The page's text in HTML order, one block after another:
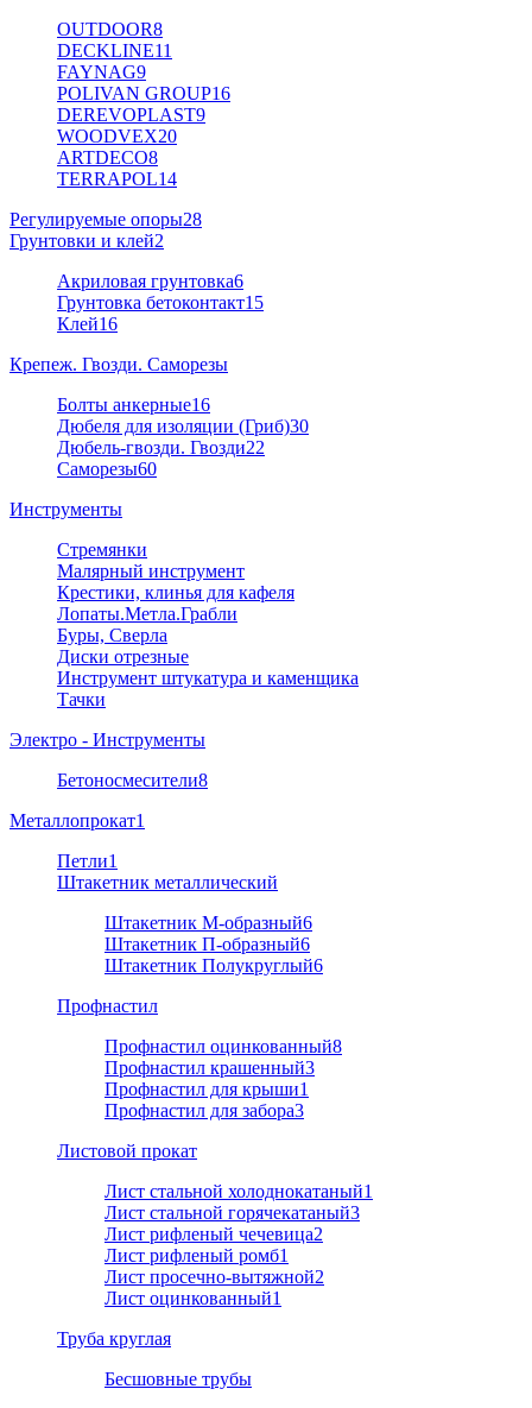
OUTDOOR8
DECKLINE11
FAYNAG9
POLIVAN GROUP16
DEREVOPLAST9
WOODVEX20
ARTDECO8
TERRAPOL14
Регулируемые опоры28
Грунтовки и клей2
Акриловая грунтовка6
Грунтовка бетоконтакт15
Клей16
Крепеж. Гвозди. Саморезы
Болты анкерные16
Дюбеля для изоляции (Гриб)30
Дюбель-гвозди. Гвозди22
Саморезы60
Инструменты
Стремянки
Малярный инструмент
Крестики, клинья для кафеля
Лопаты.Метла.Грабли
Буры, Сверла
Диски отрезные
Инструмент штукатура и каменщика
Тачки
Электро - Инструменты
Бетоносмесители8
Металлопрокат1
Петли1
Штакетник металлический
Штакетник М-образный6
Штакетник П-образный6
Штакетник Полукруглый6
Профнастил
Профнастил оцинкованный8
Профнастил крашенный3
Профнастил для крыши1
Профнастил для забора3
Листовой прокат
Лист стальной холоднокатаный1
Лист стальной горячекатаный3
Лист рифленый чечевица2
Лист рифленый ромб1
Лист просечно-вытяжной2
Лист оцинкованный1
Труба круглая
Бесшовные трубы